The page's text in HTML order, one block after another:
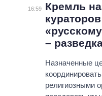
16:59
Кремль
–
Назначенные
религиозными